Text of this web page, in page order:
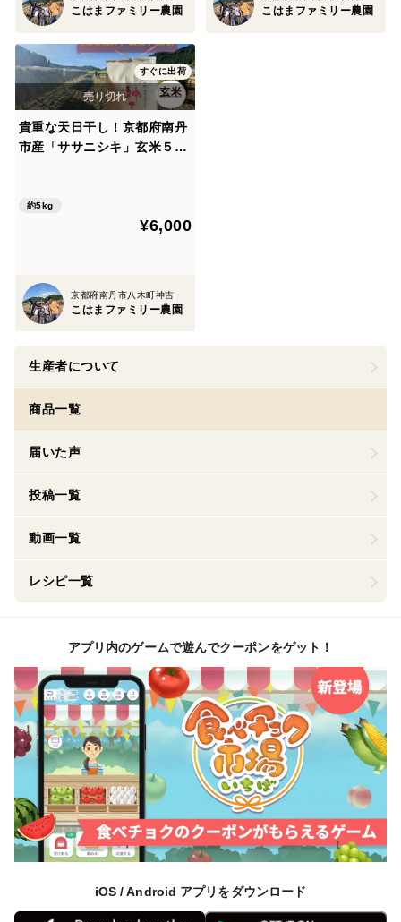
こはまファミリー農園 こはまファミリー農園
すぐに出荷
貴重な天日干し！京都府南丹
市産「ササニシキ」玄米５kg
約5kg
¥6,000
京都府南丹市八木町神吉
こはまファミリー農園
生産者について
商品一覧
届いた声
投稿一覧
動画一覧
レシピ一覧
アプリ内のゲームで遊んでクーポンをゲット！
iOS / Android アプリをダウンロード